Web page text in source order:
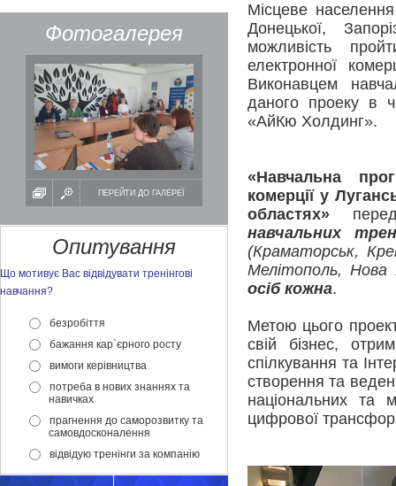
Фотогалерея
ПЕРЕЙТИ ДО ГАЛЕРЕЇ
Опитування
Що мотивує Вас відвідувати тренінгові
навчання?
безробіття
бажання кар`єрного росту
вимоги керівництва
потреба в нових знаннях та
навичках
прагнення до саморозвитку та
самовдосконалення
відвідую тренінги за компанію
Місцеве
Донецької,
можливість
електронної
Виконавцем
даного проеку в
«АйКю Холдинг».
«Навчальна
комерції у
областях»
навчальних
(Краматорськ,
Мелітополь, Нова
осіб кожна.
Метою цього
свій бізнес,
спілкування та
створення та
національних та
цифрової